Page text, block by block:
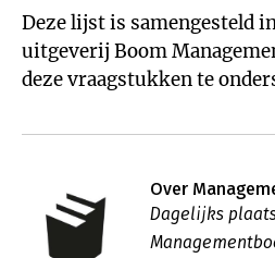
Deze lijst is samengesteld
uitgeverij Boom
deze vraagstukken te
Over
Dagelijks